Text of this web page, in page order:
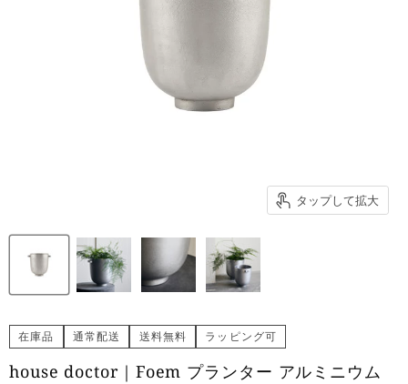
タップして拡大
在庫品 通常配送 送料無料 ラッピング可
house doctor｜Foem プランター アルミニウム